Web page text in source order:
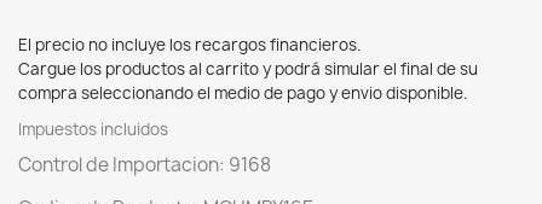
El precio no incluye los recargos financieros.
Cargue los productos al carrito y podrá simular el final de su
compra seleccionando el medio de pago y envio disponible.
Impuestos incluidos
Control de Importacion: 9168